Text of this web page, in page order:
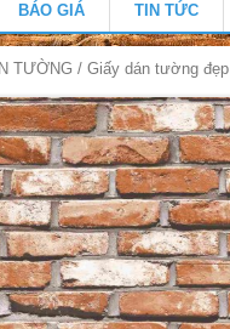
BÁO GIÁ TIN TỨC
TƯỜNG / Giấy dán tường đẹp